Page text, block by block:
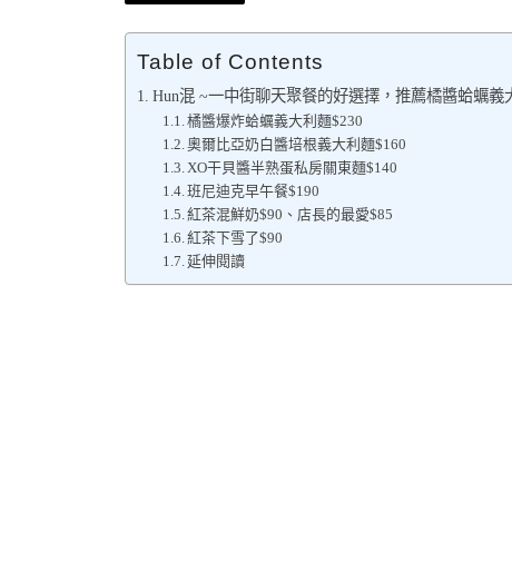
Table of Contents
Hun混 ~一中街聊天聚餐的好選擇，推薦橘醬蛤蠣
橘醬爆炸蛤蠣義大利麵$230
奧爾比亞奶白醬培根義大利麵$160
XO干貝醬半熟蛋私房關東麵$140
班尼迪克早午餐$190
紅茶混鮮奶$90、店長的最愛$85
紅茶下雪了$90
延伸閱讀